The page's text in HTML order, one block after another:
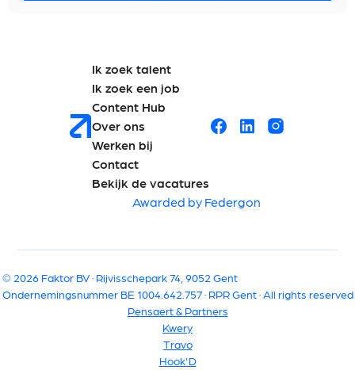
Ik zoek talent
Ik zoek een job
Content Hub
Over ons
Werken bij
Contact
Bekijk de vacatures
Awarded by Federgon
© 2026 Faktor BV · Rijvisschepark 74, 9052 Gent
Ondernemingsnummer BE 1004.642.757 · RPR Gent · All rights reserved
Pensaert & Partners
Kwery
Travo
Hook'D